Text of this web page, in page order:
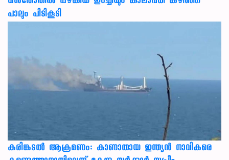
പാലും പിടികൂടി
കരിങ്കടൽ ആക്രമണം: കാണാതായ ഇന്ത്യൻ നാവികരെ